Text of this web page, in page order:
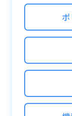
・お邪魔
メージパネ
※マルチプ
0の場合は
ません
※コンティ